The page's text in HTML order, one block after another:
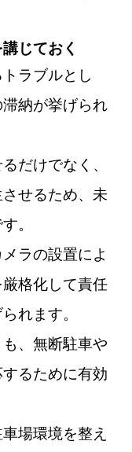
じておく
ラブルとし
納が挙げられ
だけでなく、
せるため、未
。
ラの設置によ
格化して責任
れます。
、無断駐車や
るために有効
場環境を整え